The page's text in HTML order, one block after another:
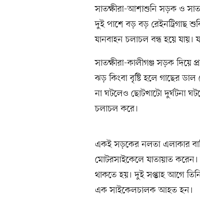
সাতক্ষীরা-আশাশুনি সড়ক ও
দুই পাশে বড় বড় রেইনট্রিগাছ
যানবাহন চলাচল বন্ধ হয়ে
সাতক্ষীরা-কালীগঞ্জ সড়ক দিয়ে
ঝড় কিংবা বৃষ্টি হলে গাছের
না ঘটলেও ছোটখাটো দুর্ঘটনা
চলাচল করে।
একই সড়কের নলতা এলাকার
মোটরসাইকেলে যাতায়াত
থাকতে হয়। দুই সপ্তাহ আগে
এক সাইকেলচালক আহত হন।